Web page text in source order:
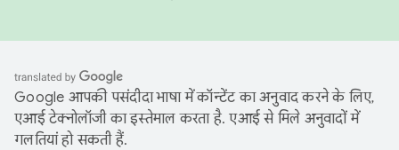
Google आपकी पसंदीदा भाषा में कॉन्टेंट का अनुवाद करने के लिए,
एआई टेक्नोलॉजी का इस्तेमाल करता है. एआई से मिले अनुवादों में
गलतियां हो सकती हैं.